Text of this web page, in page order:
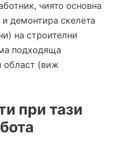
чиято основна
демонтира скелета
на строителни
подходяща
област (виж
при тази